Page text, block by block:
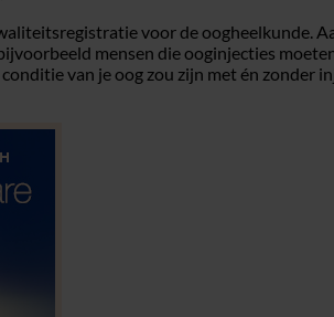
voor de oogheelkunde.
mensen die ooginjecties
van je oog zou zijn met én zonder